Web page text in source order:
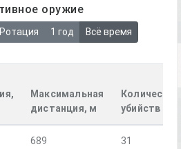
оружие
Ротация 1 год Всё время
Максимальная
дистанция, м
Количество
убийств
689 31